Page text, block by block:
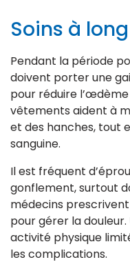
Soins à
Pendant la période
doivent porter une
pour réduire
vêtements aident à
et des hanches, tout
sanguine.
Il est fréquent
gonflement, surtout
médecins
pour gérer la
activité physique
les complications.